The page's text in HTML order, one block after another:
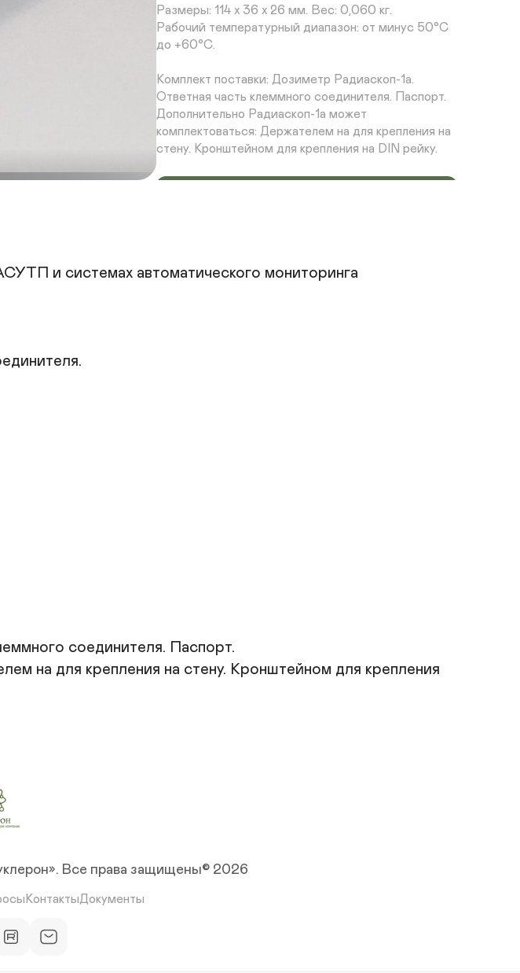
Размеры: 114 х 36 х 26 мм. Вес: 0,060 кг.
Рабочий температурный диапазон: от минус 50°С
до +60°С.
Комплект поставки: Дозиметр Радиаскоп-1а.
Ответная часть клеммного соединителя. Паспорт.
Дополнительно Радиаскоп-1а может
комплектоваться: Держателем на для крепления на
стену. Кронштейном для крепления на DIN рейку.
и системах автоматического мониторинга
соединителя. Паспорт.
на для крепления на стену. Кронштейном для крепления
Все права защищены© 2026
КонтактыДокументы